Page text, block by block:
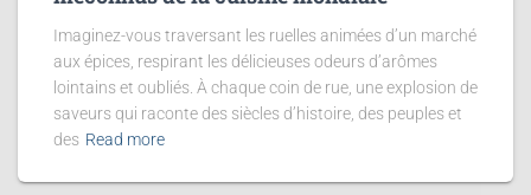
Imaginez-vous traversant les ruelles animées d’un marché
aux épices, respirant les délicieuses odeurs d’arômes
lointains et oubliés. À chaque coin de rue, une explosion de
saveurs qui raconte des siècles d’histoire, des peuples et
des Read more